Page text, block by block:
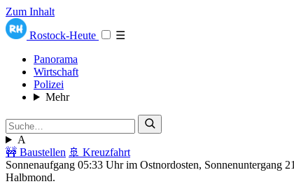
Zum Inhalt
Rostock-Heute
☰
Panorama
Wirtschaft
Polizei
Mehr
A
🚧 Baustellen 🚢 Kreuzfahrt
Sonnenaufgang 05:33 Uhr im Ostnordosten,
Halbmond.